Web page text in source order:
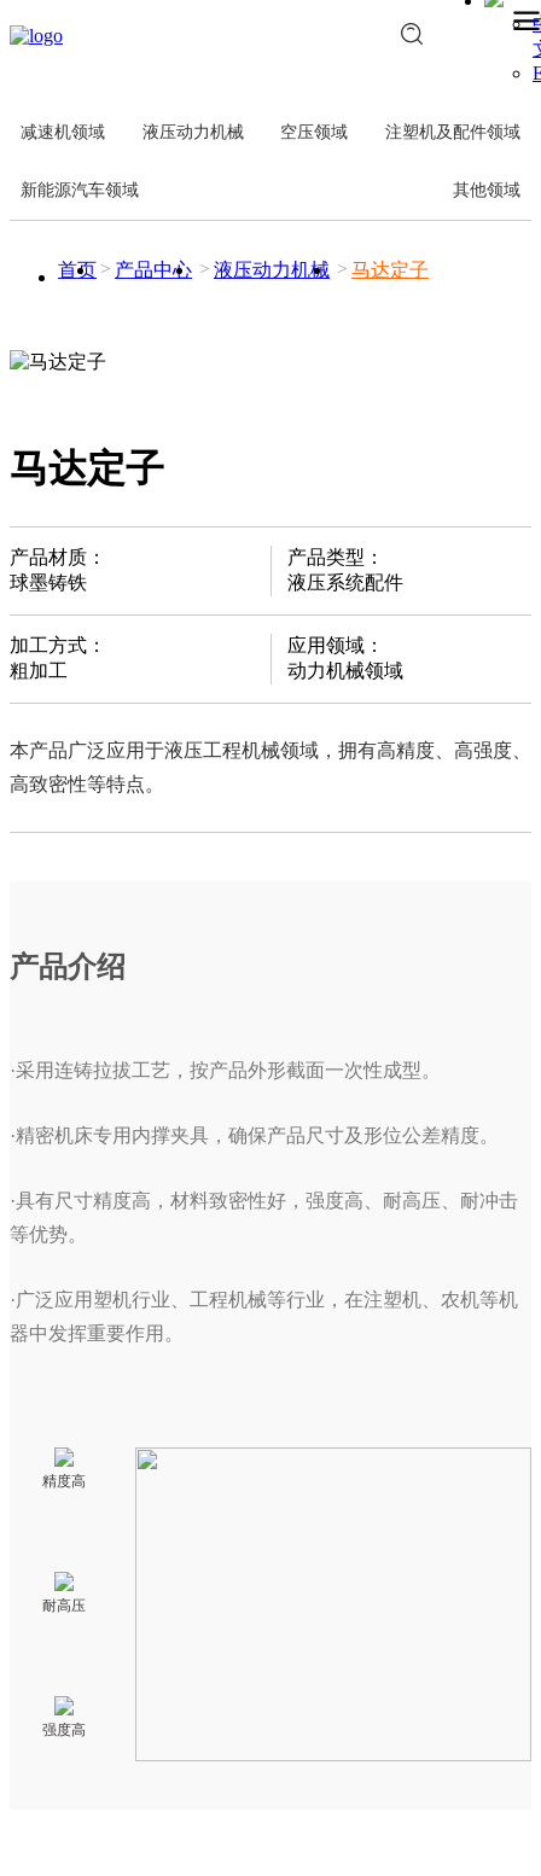
减速机领域 液压动力机械 空压领域 注塑机及配件领域
新能源汽车领域 其他领域
首页 产品中心 液压动力机械 马达定子
马达定子
产品材质：
球墨铸铁
产品类型：
液压系统配件
加工方式：
粗加工
应用领域：
动力机械领域
本产品广泛应用于液压工程机械领域，拥有高精度、高强度、
高致密性等特点。
产品介绍
·采用连铸拉拔工艺，按产品外形截面一次性成型。
·精密机床专用内撑夹具，确保产品尺寸及形位公差精度。
·具有尺寸精度高，材料致密性好，强度高、耐高压、耐冲击
等优势。
·广泛应用塑机行业、工程机械等行业，在注塑机、农机等机
器中发挥重要作用。
精度高
耐高压
强度高